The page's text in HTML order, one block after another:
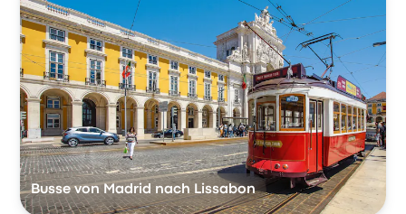
Busse von Madrid nach Lissabon